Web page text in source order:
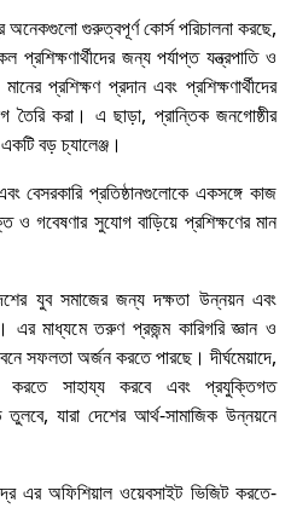
অনেকগুলো গুরুত্বপূর্ণ কোর্স পরিচালনা করছে,
জন্য পর্যাপ্ত যন্ত্রপাতি ও
প্রশিক্ষণ প্রদান এবং প্রশিক্ষণার্থীদের
করা। এ ছাড়া, প্রান্তিক জনগোষ্ঠীর
বড় চ্যালেঞ্জ।
বেসরকারি প্রতিষ্ঠানগুলোকে একসঙ্গে কাজ
গবেষণার সুযোগ বাড়িয়ে প্রশিক্ষণের মান
যুব সমাজের জন্য দক্ষতা উন্নয়ন এবং
এর মাধ্যমে তরুণ প্রজন্ম কারিগরি জ্ঞান ও
সফলতা অর্জন করতে পারছে। দীর্ঘমেয়াদে,
করতে সাহায্য করবে এবং প্রযুক্তিগত
যারা দেশের আর্থ-সামাজিক উন্নয়নে
এর অফিশিয়াল ওয়েবসাইট ভিজিট করতে-